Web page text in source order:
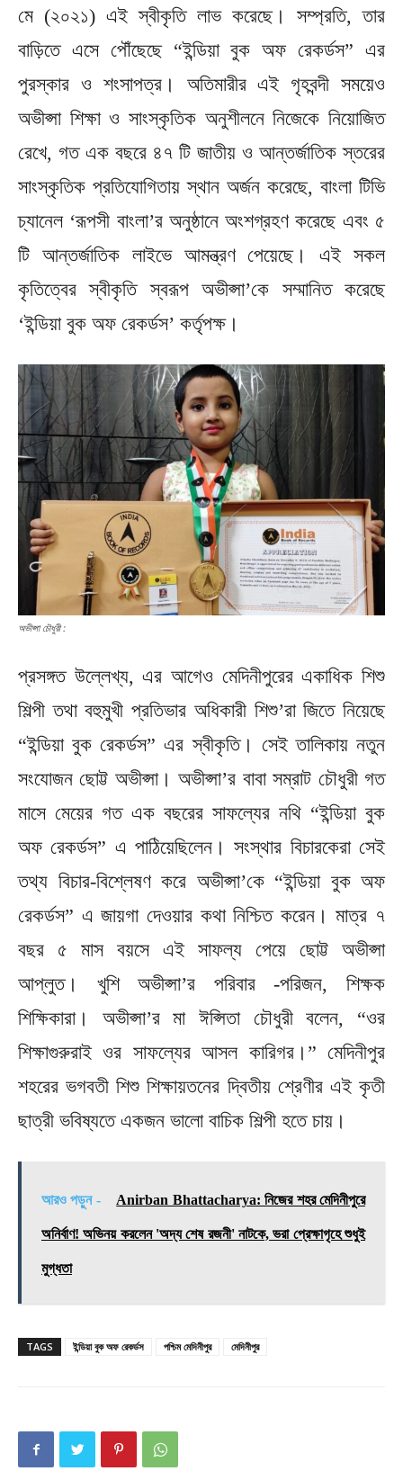
মে (২০২১) এই স্বীকৃতি লাভ করেছে। সম্প্রতি, তার
বাড়িতে এসে পৌঁছেছে “ইন্ডিয়া বুক অফ রেকর্ডস” এর
পুরস্কার ও শংসাপত্র। অতিমারীর এই গৃহবন্দী সময়েও
অভীপ্সা শিক্ষা ও সাংস্কৃতিক অনুশীলনে নিজেকে নিয়োজিত
রেখে, গত এক বছরে ৪৭ টি জাতীয় ও আন্তর্জাতিক স্তরের
সাংস্কৃতিক প্রতিযোগিতায় স্থান অর্জন করেছে, বাংলা টিভি
চ্যানেল ‘রূপসী বাংলা’র অনুষ্ঠানে অংশগ্রহণ করেছে এবং ৫
টি আন্তর্জাতিক লাইভে আমন্ত্রণ পেয়েছে। এই সকল
কৃতিত্বের স্বীকৃতি স্বরূপ অভীপ্সা’কে সম্মানিত করেছে
‘ইন্ডিয়া বুক অফ রেকর্ডস’ কর্তৃপক্ষ।
অভীপ্সা চৌধুরী :
প্রসঙ্গত উল্লেখ্য, এর আগেও মেদিনীপুরের একাধিক শিশু
শিল্পী তথা বহুমুখী প্রতিভার অধিকারী শিশু’রা জিতে নিয়েছে
“ইন্ডিয়া বুক রেকর্ডস” এর স্বীকৃতি। সেই তালিকায় নতুন
সংযোজন ছোট্ট অভীপ্সা। অভীপ্সা’র বাবা সম্রাট চৌধুরী গত
মাসে মেয়ের গত এক বছরের সাফল্যের নথি “ইন্ডিয়া বুক
অফ রেকর্ডস” এ পাঠিয়েছিলেন। সংস্থার বিচারকেরা সেই
তথ্য বিচার-বিশ্লেষণ করে অভীপ্সা’কে “ইন্ডিয়া বুক অফ
রেকর্ডস” এ জায়গা দেওয়ার কথা নিশ্চিত করেন। মাত্র ৭
বছর ৫ মাস বয়সে এই সাফল্য পেয়ে ছোট্ট অভীপ্সা
আপ্লুত। খুশি অভীপ্সা’র পরিবার -পরিজন, শিক্ষক
শিক্ষিকারা। অভীপ্সা’র মা ঈপ্সিতা চৌধুরী বলেন, “ওর
শিক্ষাগুরুরাই ওর সাফল্যের আসল কারিগর।” মেদিনীপুর
শহরের ভগবতী শিশু শিক্ষায়তনের দ্বিতীয় শ্রেণীর এই কৃতী
ছাত্রী ভবিষ্যতে একজন ভালো বাচিক শিল্পী হতে চায়।
আরও পড়ুন - Anirban Bhattacharya: নিজের শহর মেদিনীপুরে
অনির্বাণ! অভিনয় করলেন 'অদ্য শেষ রজনী' নাটকে, ভরা প্রেক্ষাগৃহে শুধুই
মুগ্ধতা
TAGS ইন্ডিয়া বুক অফ রেকর্ডস পশ্চিম মেদিনীপুর মেদিনীপুর